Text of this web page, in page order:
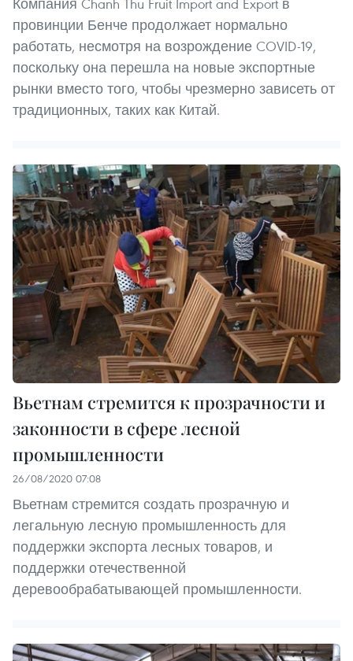
Компания Chanh Thu Fruit Import and Export в
провинции Бенче продолжает нормально
работать, несмотря на возрождение COVID-19,
поскольку она перешла на новые экспортные
рынки вместо того, чтобы чрезмерно зависеть от
традиционных, таких как Китай.
Вьетнам стремится к прозрачности и
законности в сфере лесной
промышленности
26/08/2020 07:08
Вьетнам стремится создать прозрачную и
легальную лесную промышленность для
поддержки экспорта лесных товаров, и
поддержки отечественной
деревообрабатывающей промышленности.